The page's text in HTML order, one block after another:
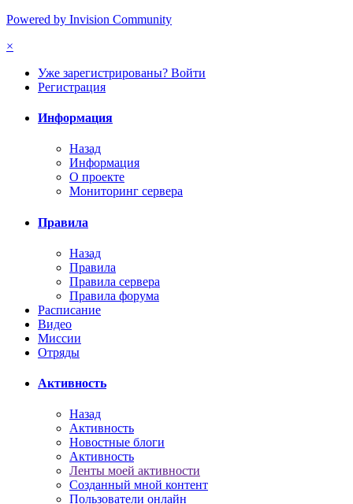
Powered by Invision Community
×
Уже зарегистрированы? Войти
Регистрация
Информация
Назад
Информация
О проекте
Мониторинг сервера
Правила
Назад
Правила
Правила сервера
Правила форума
Расписание
Видео
Миссии
Отряды
Активность
Назад
Активность
Новостные блоги
Активность
Ленты моей активности
Созданный мной контент
Пользователи онлайн